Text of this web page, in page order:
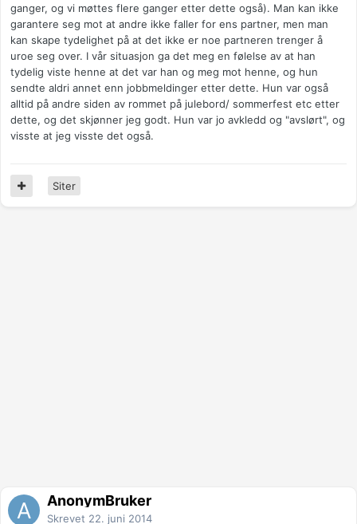
ganger, og vi møttes flere ganger etter dette også). Man kan ikke
garantere seg mot at andre ikke faller for ens partner, men man
kan skape tydelighet på at det ikke er noe partneren trenger å
uroe seg over. I vår situasjon ga det meg en følelse av at han
tydelig viste henne at det var han og meg mot henne, og hun
sendte aldri annet enn jobbmeldinger etter dette. Hun var også
alltid på andre siden av rommet på julebord/ sommerfest etc etter
dette, og det skjønner jeg godt. Hun var jo avkledd og "avslørt", og
visste at jeg visste det også.
Siter
AnonymBruker
Skrevet 22. juni 2014